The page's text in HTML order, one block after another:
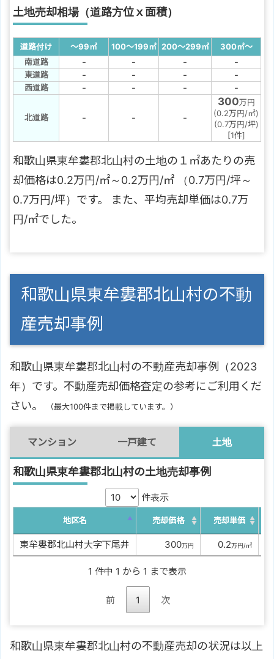
土地売却相場（道路方位ｘ面積）
道路付け ～99㎡ 100～199㎡ 200～299㎡ 300㎡～
南道路
- - - -
東道路 - - - -
西道路 - - - -
北道路 - - -
300万円
(0.2万円/㎡)
(0.7万円/坪)
[1件]
和歌山県東牟婁郡北山村の土地の１㎡あたりの売
却価格は0.2万円/㎡～0.2万円/㎡ （0.7万円/坪～
0.7万円/坪）です。 また、平均売却単価は0.7万
円/㎡でした。
和歌山県東牟婁郡北山村の不動
産売却事例
和歌山県東牟婁郡北山村の不動産売却事例（2023
年）です。不動産売却価格査定の参考にご利用くだ
さい。
（最大100件まで掲載しています。）
マンション 一戸建て 土地
和歌山県東牟婁郡北山村の土地売却事例
件表示
地区名 売却価格 売却単価
東牟婁郡北山村大字下尾井 300万円 0.2万円/㎡
1 件中 1 から 1 まで表示
前 1 次
和歌山県東牟婁郡北山村の不動産売却の状況は以上